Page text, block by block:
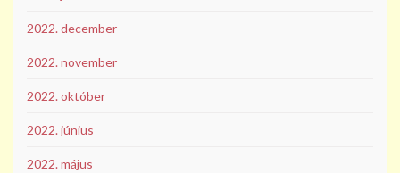
2022. december
2022. november
2022. október
2022. június
2022. május